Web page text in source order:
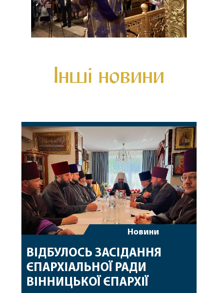
Інші новини
Новини
ВІДБУЛОСЬ ЗАСІДАННЯ
ЄПАРХІАЛЬНОЇ РАДИ
ВІННИЦЬКОЇ ЄПАРХІЇ